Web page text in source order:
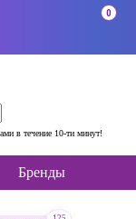
в течение 10-ти минут!
0
Бренды